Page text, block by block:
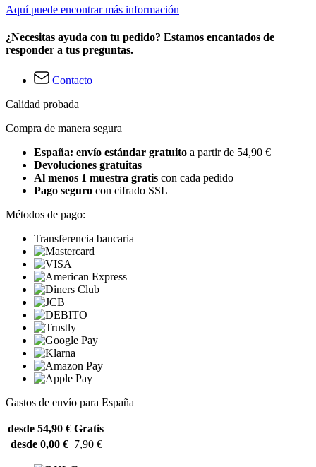
Aquí puede encontrar más información
¿Necesitas ayuda con tu pedido? Estamos encantados de
responder a tus preguntas.
Contacto
Calidad probada
Compra de manera segura
España: envío estándar gratuito a partir de 54,90 €
Devoluciones gratuitas
Al menos 1 muestra gratis con cada pedido
Pago seguro con cifrado SSL
Métodos de pago:
Transferencia bancaria
Gastos de envío para España
desde 54,90 € Gratis
desde 0,00 € 7,90 €